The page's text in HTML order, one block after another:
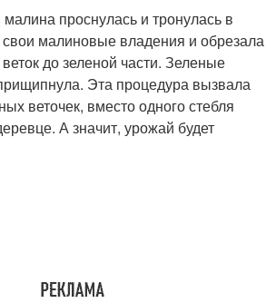
малина проснулась и тронулась в
свои малиновые владения и обрезала
до зеленой части. Зеленые
Эта процедура вызвала
веточек, вместо одного стебля
А значит, урожай будет